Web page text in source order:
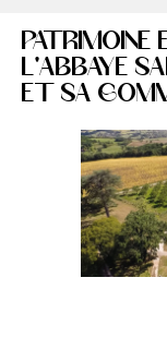
L'ABBAYE
ET SA